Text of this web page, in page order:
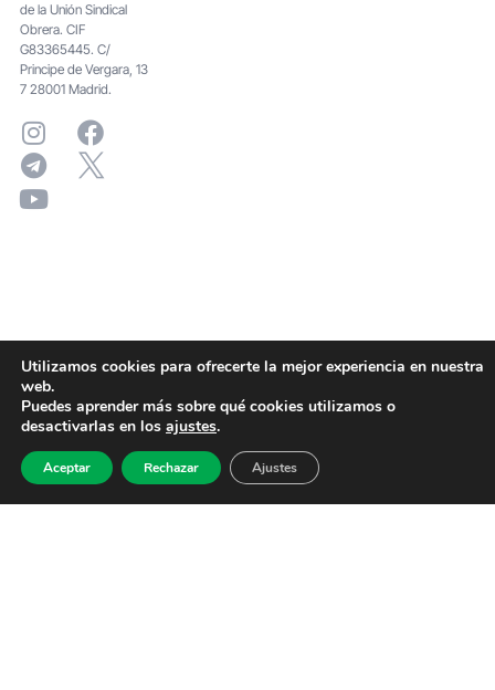
de la Unión Sindical
Obrera. CIF
G83365445. C/
Principe de Vergara, 13
7 28001 Madrid.
Utilizamos cookies para ofrecerte la mejor experiencia en nuestra
web.
Puedes aprender más sobre qué cookies utilizamos o
desactivarlas en los ajustes.
Aceptar Rechazar Ajustes